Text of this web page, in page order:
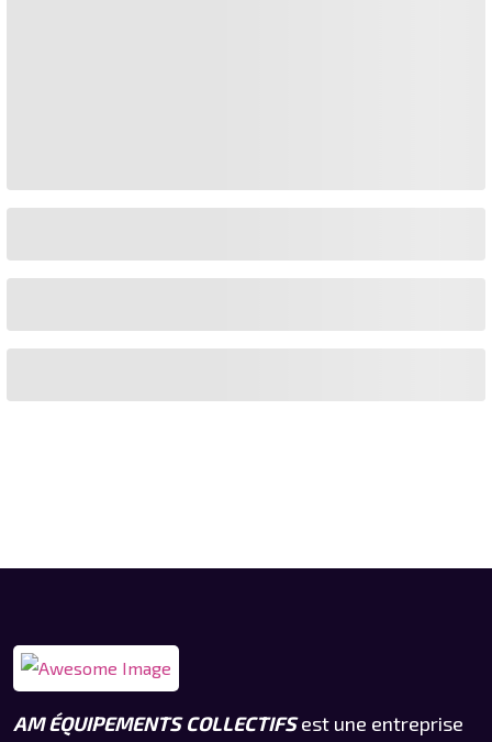
AM ÉQUIPEMENTS COLLECTIFSest une entreprise